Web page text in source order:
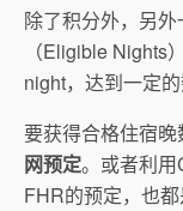
除了积分外，另外
（Eligible Nights
night，达到一定
要获得合格住宿晚
网预定。或者利
FHR的预定，也